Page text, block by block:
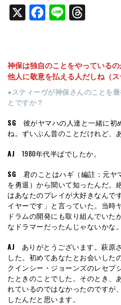
X Facebook
Line
神保は独自のことをやっている
他人に敬意を払える人だしね（ス
●スティーヴが神保さんのことを
とですか？
SG 彼がヤマハの人達と一緒に初
ね。ずいぶん昔のことだけれど、
AJ 1980年代半ばでしたか。
SG 君のことはハギ（編註：元ヤ
を勇退）から聞いて知ったんだ。
はあなたのプレイが大好きなんで
イヤーです」と言っていた。当時
ドラムの開発にも取り組んでいた
なドラマーだったんじゃないかな。
AJ ありがとうございます。萩原
した。初めてあなたとお会いした
クインシー・ジョーンズのレセプ
たときのことでした。そのとき、
れているのではなかったのですが
したんだと思います。